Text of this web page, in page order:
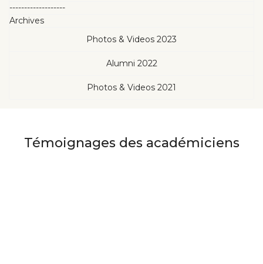
-------------------
Archives
Photos & Videos 2023
Alumni 2022
Photos & Videos 2021
Témoignages des académiciens